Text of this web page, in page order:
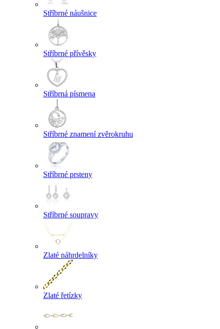
Stříbrné náušnice
Stříbrné přívěsky
Stříbrná písmena
Stříbrné znamení zvěrokruhu
Stříbrné prsteny
Stříbrné soupravy
Zlaté náhrdelníky
Zlaté řetízky